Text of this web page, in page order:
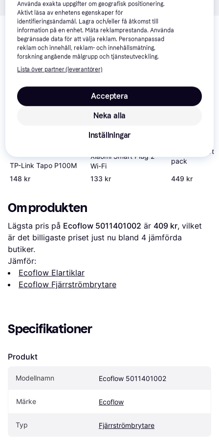
Relaterade produkter
Vi har plockat fram ett urval av produkter som kanske skulle
intressera dig. Visa alla
-16%
TP-Link ‎Tapo P100M
148 kr
Xiaomi Smart Plug 2
Wi-Fi
133 kr
Omajin Smart
pack
449 kr
Om produkten
Lägsta pris på Ecoflow 5011401002 är 409 kr, vilket
är det billigaste priset just nu bland 4 jämförda
butiker.
Jämför:
Ecoflow Elartiklar
Ecoflow Fjärrströmbrytare
Specifikationer
Produkt
Modellnamn Ecoflow 5011401002
Märke Ecoflow
Typ Fjärrströmbrytare
Använda exakta uppgifter om geografisk positionering.
Aktivt läsa av enhetens egenskaper för
identifieringsändamål. Lagra och/eller få åtkomst till
information på en enhet. Mäta reklamprestanda. Använda
begränsade data för att välja reklam. Personanpassad
reklam och innehåll, reklam- och innehållsmätning,
forskning angående målgrupp och tjänsteutveckling.
Lista över partner (leverantörer)
Neka alla
Acceptera
Inställningar